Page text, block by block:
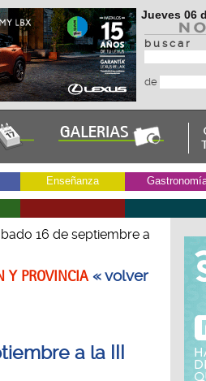
Jueves 06
b u s c a r
de
Enseñanza
16 de septiembre a
Y PROVINCIA« volver
a la III